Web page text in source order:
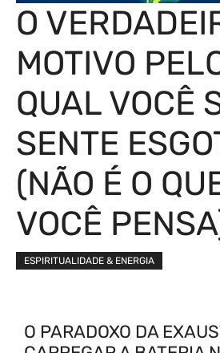
O
MOTIVO
QUAL VOCÊ
SENTE
(NÃO É O
VOCÊ
ESPIRITUALIDADE & ENERGIA
O PARADOXO DA